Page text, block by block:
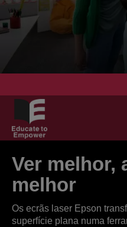
Ver melhor,
melhor
Os ecrãs laser Epson
superfície plana numa